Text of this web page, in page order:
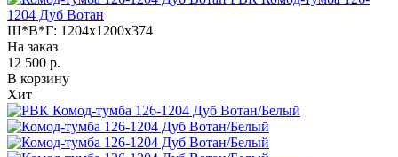
1204 Дуб Вотан
Ш*В*Г: 1204x1200x374
На заказ
12 500 р.
В корзину
Хит